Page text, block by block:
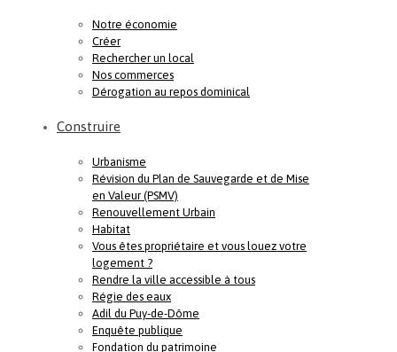
Notre économie
Créer
Rechercher un local
Nos commerces
Dérogation au repos dominical
Construire
Urbanisme
Révision du Plan de Sauvegarde et de Mise
en Valeur (PSMV)
Renouvellement Urbain
Habitat
Vous êtes propriétaire et vous louez votre
logement ?
Rendre la ville accessible à tous
Régie des eaux
Adil du Puy-de-Dôme
Enquête publique
Fondation du patrimoine